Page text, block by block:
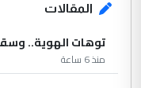
المقالات
توهات الهوية..
منذ 6 ساعة